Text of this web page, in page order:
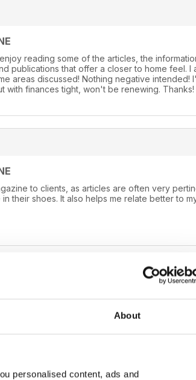
About
personalised content, ads and
reading some of the articles, the
publications that offer a closer to home feel. I
areas discussed! Nothing negative
with finances tight, won't be renewing. Thanks!
to clients, as articles are often very
their shoes. It also helps me relate better to
per usual :) the articles are generally very